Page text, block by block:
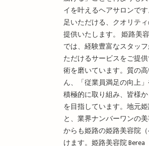
イを叶えるヘアサロンで
足いただける、クオリテ
提供いたします。 姫路美容
では、経験豊富なスタッ
ただけるサービスをご提
術を磨いています。質の
ん、「従業員満足の向上
積極的に取り組み、皆様
を目指しています。地元
と、業界ナンバーワンの
からも姫路の姫路美容院
けます。姫路美容院